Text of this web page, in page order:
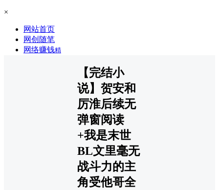
×
网站首页
网创随笔
网络赚钱精
【完结小
说】贺安和
厉淮后续无
弹窗阅读
+我是末世
BL文里毫无
战斗力的主
角受他哥全